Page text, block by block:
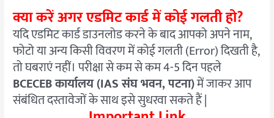
क्या करें अगर एडमिट कार्ड में कोई गलती हो?
यदि एडमिट कार्ड डाउनलोड करने के बाद आपको अपने नाम,
फोटो या अन्य किसी विवरण में कोई गलती (Error) दिखती है,
तो घबराएं नहीं। परीक्षा से कम से कम 4-5 दिन पहले
BCECEB कार्यालय (IAS संघ भवन, पटना)में जाकर आप
संबंधित दस्तावेजों के साथ इसे सुधरवा सकते हैं |